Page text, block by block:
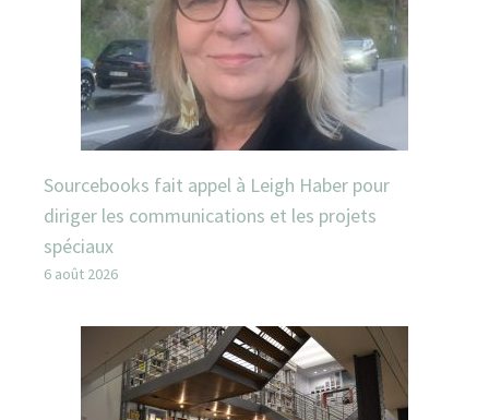
Sourcebooks fait appel à Leigh Haber pour
diriger les communications et les projets
spéciaux
6 août 2026